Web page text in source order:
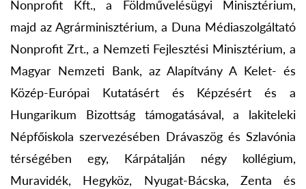
Nonprofit Kft., a Földművelésügyi Minisztérium,
majd az Agrárminisztérium, a Duna Médiaszolgáltató
Nonprofit Zrt., a Nemzeti Fejlesztési Minisztérium, a
Magyar Nemzeti Bank, az Alapítvány A Kelet- és
Közép-Európai Kutatásért és Képzésért és a
Hungarikum Bizottság támogatásával, a lakiteleki
Népfőiskola szervezésében Drávaszög és Szlavónia
térségében egy, Kárpátalján négy kollégium,
Muravidék, Hegyköz, Nyugat-Bácska, Zenta és